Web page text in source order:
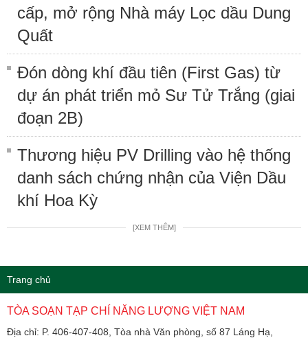
cấp, mở rộng Nhà máy Lọc dầu Dung
Quất
Đón dòng khí đầu tiên (First Gas) từ
dự án phát triển mỏ Sư Tử Trắng (giai
đoạn 2B)
Thương hiệu PV Drilling vào hệ thống
danh sách chứng nhận của Viện Dầu
khí Hoa Kỳ
[XEM THÊM]
Trang chủ
TÒA SOẠN TẠP CHÍ NĂNG LƯỢNG VIỆT NAM
Địa chỉ: P. 406-407-408, Tòa nhà Văn phòng, số 87 Láng Hạ,